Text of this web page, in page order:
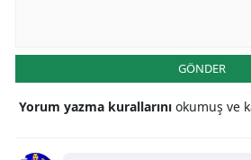
GÖNDER
Yorum yazma kurallarını okumuş ve